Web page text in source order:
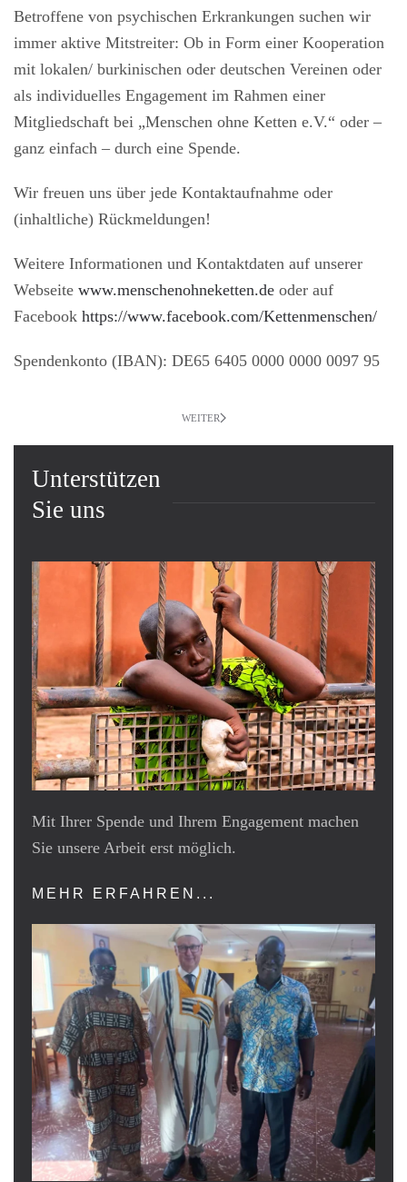
Betroffene von psychischen Erkrankungen suchen wir
immer aktive Mitstreiter: Ob in Form einer Kooperation
mit lokalen/ burkinischen oder deutschen Vereinen oder
als individuelles Engagement im Rahmen einer
Mitgliedschaft bei „Menschen ohne Ketten e.V.“ oder –
ganz einfach – durch eine Spende.
Wir freuen uns über jede Kontaktaufnahme oder
(inhaltliche) Rückmeldungen!
Weitere Informationen und Kontaktdaten auf unserer
Webseite www.menschenohneketten.de oder auf
Facebook https://www.facebook.com/Kettenmenschen/
Spendenkonto (IBAN): DE65 6405 0000 0000 0097 95
WEITER
Unterstützen
Sie uns
Mit Ihrer Spende und Ihrem Engagement machen
Sie unsere Arbeit erst möglich.
MEHR ERFAHREN...